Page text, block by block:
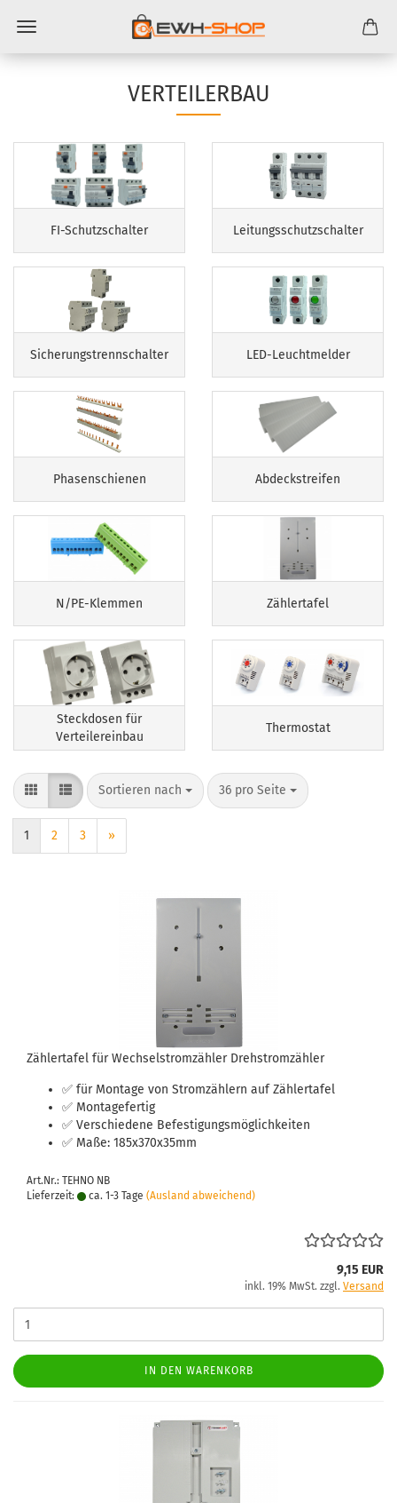
VERTEILERBAU
FI-Schutzschalter Leitungsschutzschalter
Sicherungstrennschalter LED-Leuchtmelder
Phasenschienen Abdeckstreifen
N/PE-Klemmen Zählertafel
Steckdosen für
Verteilereinbau
Thermostat
Sortieren nach
Sortieren nach 36 pro Seite
pro Seite
1 2 3 »
Zäh­ler­ta­fel für Wech­sel­strom­zäh­ler Dreh­strom­zäh­ler
✅ für Mon­ta­ge von Strom­zäh­lern auf Zäh­ler­ta­fel
✅ Mon­ta­ge­fer­tig
✅ Ver­schie­de­ne Be­fes­ti­gungs­mög­lich­kei­ten
✅ Maße: 185x370x35mm
Art.Nr.: TEHNO NB
Lieferzeit:
ca. 1-3 Tage (Ausland abweichend)
9,15 EUR
inkl. 19% MwSt. zzgl. Versand
IN DEN WARENKORB